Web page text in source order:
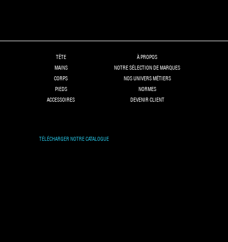
TÊTE
MAINS
CORPS
PIEDS
ACCESSOIRES
À PROPOS
NOTRE SÉLECTION DE MARQUES
NOS UNIVERS MÉTIERS
NORMES
DEVENIR CLIENT
TÉLÉCHARGER NOTRE CATALOGUE